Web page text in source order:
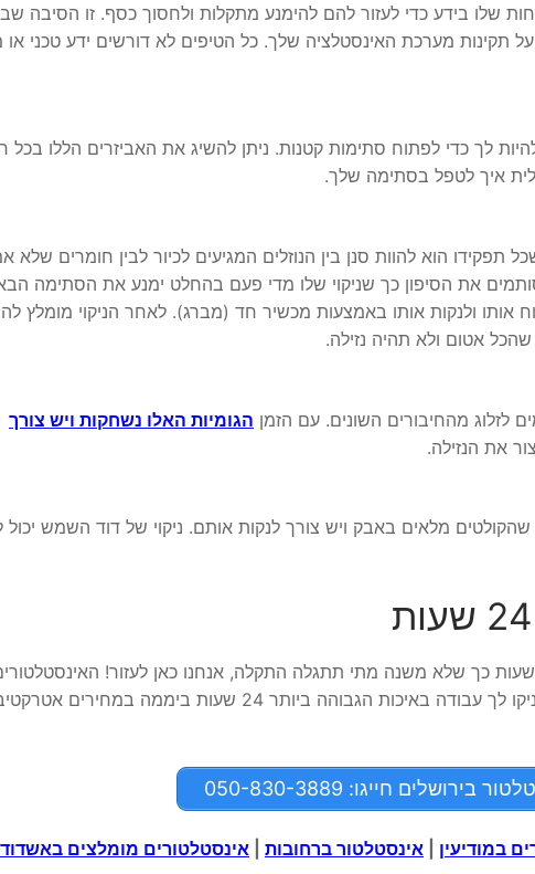
שלו בידע כדי לעזור להם להימנע מתקלות ולחסוך כסף. זו הסיבה
תקינות מערכת האינסטלציה שלך. כל הטיפים לא דורשים ידע טכני או
לך כדי לפתוח סתימות קטנות. ניתן להשיג את האביזרים הללו בכל
איך לטפל בסתימה שלך.
הוא להוות סנן בין הנוזלים המגיעים לכיור לבין חומרים שלא
את הסיפון כך שניקוי שלו מדי פעם בהחלט ימנע את הסתימה
אותו ולנקות אותו באמצעות מכשיר חד (מברג). לאחר הניקוי מומלץ
אטום ולא תהיה נזילה.
לזלוג מהחיבורים השונים. עם הזמן הגומיות האלו נשחקות ויש צורך
את הנזילה.
מלאים באבק ויש צורך לנקות אותם. ניקוי של דוד השמש יכול
אנחנו מציעים לך שירות אינסטלטור בירושלים 24 שעות כך שלא משנה מתי תתגלה התקלה, אנחנו כאן לעזור!
המקצועיים שלנו מכירים את התחום לעומק ולכן יעניקו לך עבודה באיכות הגבוהה ביותר 24 שעות ביממה
חייגו: 050-830-3889
במודיעין אינסטלטור ברחובות אינסטלטורים מומלצים באשדוד